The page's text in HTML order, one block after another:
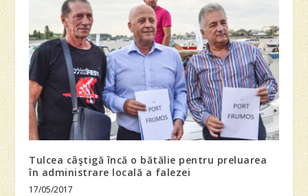
Tulcea câştigă încă o bătălie pentru preluarea
în administrare locală a falezei
17/05/2017